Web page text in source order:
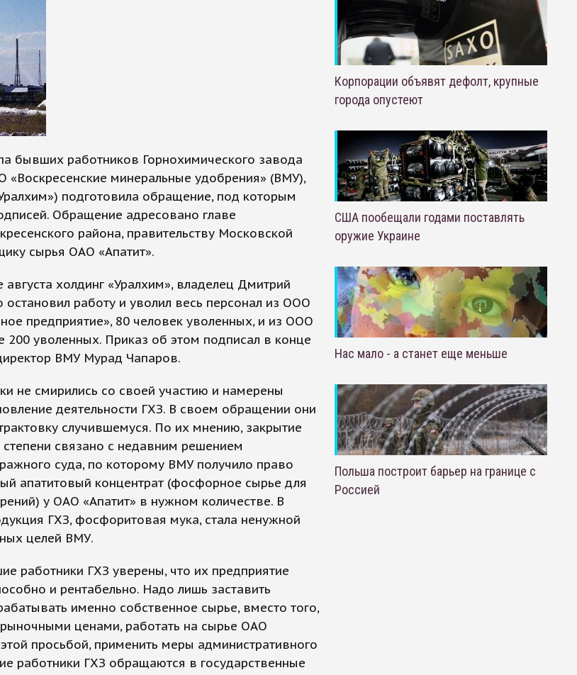
бывших работников Горнохимического завода
«Воскресенские минеральные удобрения» (ВМУ),
подготовила обращение, под которым
Обращение адресовано главе
района, правительству Московской
сырья ОАО «Апатит».
холдинг «Уралхим», владелец Дмитрий
остановил работу и уволил весь персонал из ООО
предприятие», 80 человек уволенных, и из ООО
уволенных. Приказ об этом подписал в конце
ВМУ Мурад Чапаров.
не смирились со своей участию и намерены
деятельности ГХЗ. В своем обращении они
случившемуся. По их мнению, закрытие
степени связано с недавним решением
суда, по которому ВМУ получило право
апатитовый концентрат (фосфорное сырье для
у ОАО «Апатит» в нужном количестве. В
ГХЗ, фосфоритовая мука, стала ненужной
целей ВМУ.
работники ГХЗ уверены, что их предприятие
и рентабельно. Надо лишь заставить
именно собственное сырье, вместо того,
ценами, работать на сырье ОАО
просьбой, применить меры административного
работники ГХЗ обращаются в государственные
Корпорации объявят дефолт, крупные
города опустеют
США пообещали годами поставлять
оружие Украине
Нас мало - а станет еще меньше
Польша построит барьер на границе с
Россией